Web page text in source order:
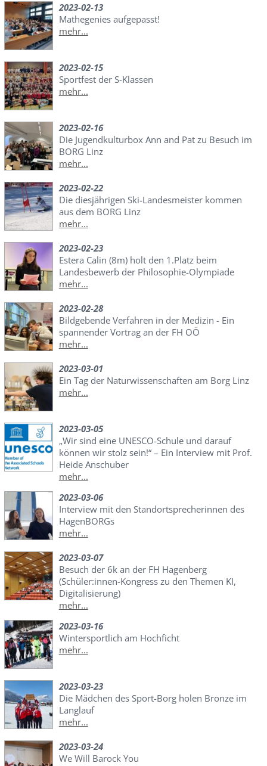
2023-02-13
Mathegenies aufgepasst!
mehr...
2023-02-15
Sportfest der S-Klassen
mehr...
2023-02-16
Die Jugendkulturbox Ann and Pat zu Besuch im
BORG Linz
mehr...
2023-02-22
Die diesjährigen Ski-Landesmeister kommen
aus dem BORG Linz
mehr...
2023-02-23
Estera Calin (8m) holt den 1.Platz beim
Landesbewerb der Philosophie-Olympiade
mehr...
2023-02-28
Bildgebende Verfahren in der Medizin - Ein
spannender Vortrag an der FH OÖ
mehr...
2023-03-01
Ein Tag der Naturwissenschaften am Borg Linz
mehr...
2023-03-05
„Wir sind eine UNESCO-Schule und darauf
können wir stolz sein!“ – Ein Interview mit Prof.
Heide Anschuber
mehr...
2023-03-06
Interview mit den Standortsprecherinnen des
HagenBORGs
mehr...
2023-03-07
Besuch der 6k an der FH Hagenberg
(Schüler:innen-Kongress zu den Themen KI,
Digitalisierung)
mehr...
2023-03-16
Wintersportlich am Hochficht
mehr...
2023-03-23
Die Mädchen des Sport-Borg holen Bronze im
Langlauf
mehr...
2023-03-24
We Will Barock You